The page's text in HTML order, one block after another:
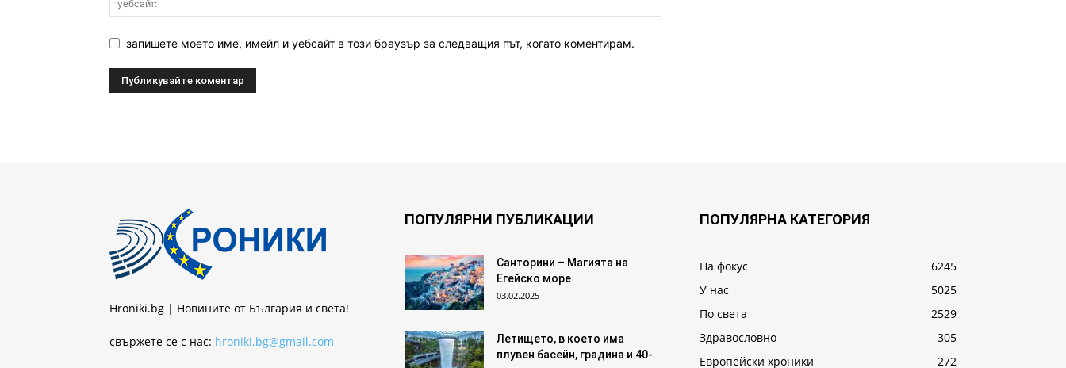
запишете моето име, имейл и уебсайт в този браузър за следващия път, когато коментирам.
Hroniki.bg | Новините от България и света!
свържете се с нас: hroniki.bg@gmail.com
ПОПУЛЯРНИ ПУБЛИКАЦИИ
Санторини – Магията на
Егейско море
03.02.2025
Летището, в което има
плувен басейн, градина и 40-
ПОПУЛЯРНА КАТЕГОРИЯ
На фокус
6245
У нас
5025
По света
2529
Здравословно
305
Европейски хроники
272